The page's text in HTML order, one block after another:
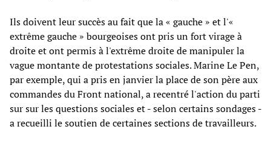
Ils doivent leur succès au fait que la « gauche » et l'«
extrême gauche » bourgeoises ont pris un fort virage à
droite et ont permis à l'extrême droite de manipuler la
vague montante de protestations sociales. Marine Le Pen,
par exemple, qui a pris en janvier la place de son père aux
commandes du Front national, a recentré l'action du parti
sur sur les questions sociales et - selon certains sondages -
a recueilli le soutien de certaines sections de travailleurs.